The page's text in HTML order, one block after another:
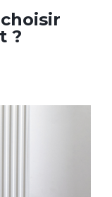
?